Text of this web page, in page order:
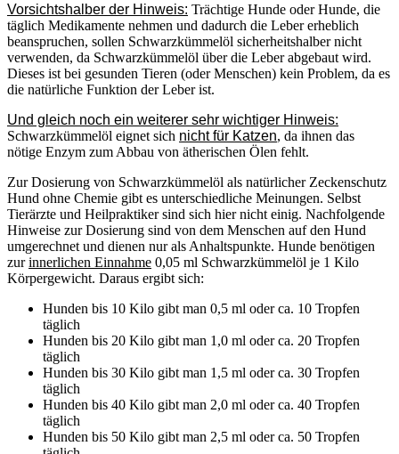
Vorsichtshalber der Hinweis: Trächtige Hunde oder Hunde, die
täglich Medikamente nehmen und dadurch die Leber erheblich
beanspruchen, sollen Schwarzkümmelöl sicherheitshalber nicht
verwenden, da Schwarzkümmelöl über die Leber abgebaut wird.
Dieses ist bei gesunden Tieren (oder Menschen) kein Problem, da es
die natürliche Funktion der Leber ist.
Und gleich noch ein weiterer sehr wichtiger Hinweis:
Schwarzkümmelöl eignet sich nicht für Katzen, da ihnen das
nötige Enzym zum Abbau von ätherischen Ölen fehlt.
Zur Dosierung von Schwarzkümmelöl als natürlicher Zeckenschutz
Hund ohne Chemie gibt es unterschiedliche Meinungen. Selbst
Tierärzte und Heilpraktiker sind sich hier nicht einig. Nachfolgende
Hinweise zur Dosierung sind von dem Menschen auf den Hund
umgerechnet und dienen nur als Anhaltspunkte. Hunde benötigen
zurinnerlichen Einnahme 0,05 ml Schwarzkümmelöl je 1 Kilo
Körpergewicht. Daraus ergibt sich:
Hunden bis 10 Kilo gibt man 0,5 ml oder ca. 10 Tropfen
täglich
Hunden bis 20 Kilo gibt man 1,0 ml oder ca. 20 Tropfen
täglich
Hunden bis 30 Kilo gibt man 1,5 ml oder ca. 30 Tropfen
täglich
Hunden bis 40 Kilo gibt man 2,0 ml oder ca. 40 Tropfen
täglich
Hunden bis 50 Kilo gibt man 2,5 ml oder ca. 50 Tropfen